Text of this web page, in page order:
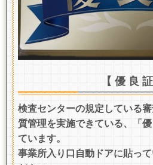
【 優 良 証
検査センターの規定している
質管理を実施できている、「
ています。
事業所入り口自動ドアに貼っ